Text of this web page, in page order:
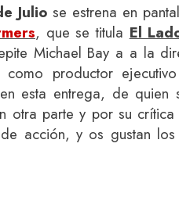
Julio se estrena en
, que se titula El
Michael Bay a a la
como productor
esta entrega, de
otra parte y por su
acción, y os gustan